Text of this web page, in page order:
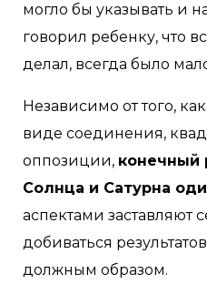
могло бы указывать и
говорил ребенку, что
делал, всегда было
Независимо от того,
виде соединения,
оппозиции, конечный
Солнца и Сатурна
аспектами заставляют
добиваться
должным образом.